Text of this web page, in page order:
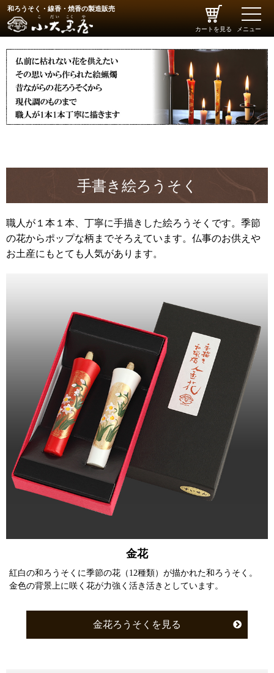
和ろうそく・線香・焼香の製造販売
カートを見る
toggle
メニュー
手書き絵ろうそく
職人が１本１本、丁寧に手描きした絵ろうそくです。季節
の花からポップな柄までそろえています。仏事のお供えや
お土産にもとても人気があります。
金花
紅白の和ろうそくに季節の花（12種類）が描かれた和ろうそく。
金色の背景上に咲く花が力強く活き活きとしています。
金花ろうそくを見る